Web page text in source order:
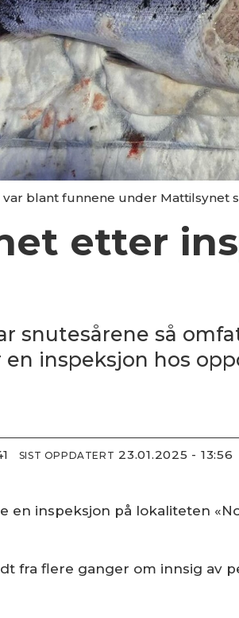
blant funnene under Mattilsynet
etter
snutesårene så
inspeksjon hos
SIST OPPDATERT 23.01.2025 - 13:56
en inspeksjon på lokaliteten
fra flere ganger om innsig